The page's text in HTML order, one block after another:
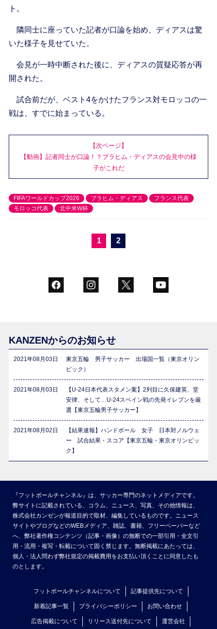
ト。
隣同士に座っていた記者が口論を始め、ディアスは驚
いた様子を見せていた。
会見が一時中断された後に、ディアスの質疑応答が再
開された。
試合前だが、ベスト4をかけたフランス対モロッコの一
戦は、すでに始まっている。
【次ページ】
【動画】記者同士が口論！？ブラヒム・ディアスの会見中の様
子がこれだ
FIFAワールドカップ2026 ブラヒム・ディアス
フランス代表
モロッコ代表
北中米W杯
1 2
KANZENからのお知らせ
2021年08月03日
東京五輪 男子サッカー 出場国一覧（東京オリン
ピック）
2021年08月03日
【U-24日本代表スタメン案】2列目に久保建英、堂
安律、そして…U-24スペイン戦の先発イレブンを厳
選【東京五輪男子サッカー】
2021年08月02日
【結果速報】ハンドボール 女子 日本対ノルウェ
ー 試合結果・スコア【東京五輪・東京オリンピッ
ク】
『フットボールチャンネル』は、サッカー専門のネットメディアです。
弊サイトに記載されている、コラム、ニュース、写真、その他情報は、
株式会社カンゼンが報道目的で取材、編集しているものです。ニュース
サイトやブログなどのWEBメディア、雑誌、書籍、フリーペーパーなど
へ、弊社著作権コンテンツ（記事・画像）の無断での一部引用・全文引
用・流用・複写・転載について固く禁じます。無断掲載にあたっては、
個人・法人問わず弊社規定の掲載費用をお支払い頂くことに同意したも
のとします。
フットボールチャンネルについて 記事提供先について
新着記事一覧 プライバシーポリシー お問い合わせ
広告掲載について リリース送付先について 運営会社